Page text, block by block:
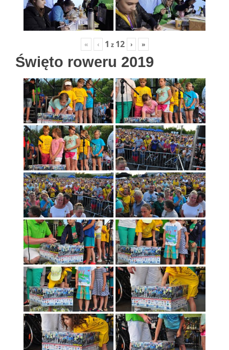
« ‹ 1 z 12 › »
Święto roweru 2019